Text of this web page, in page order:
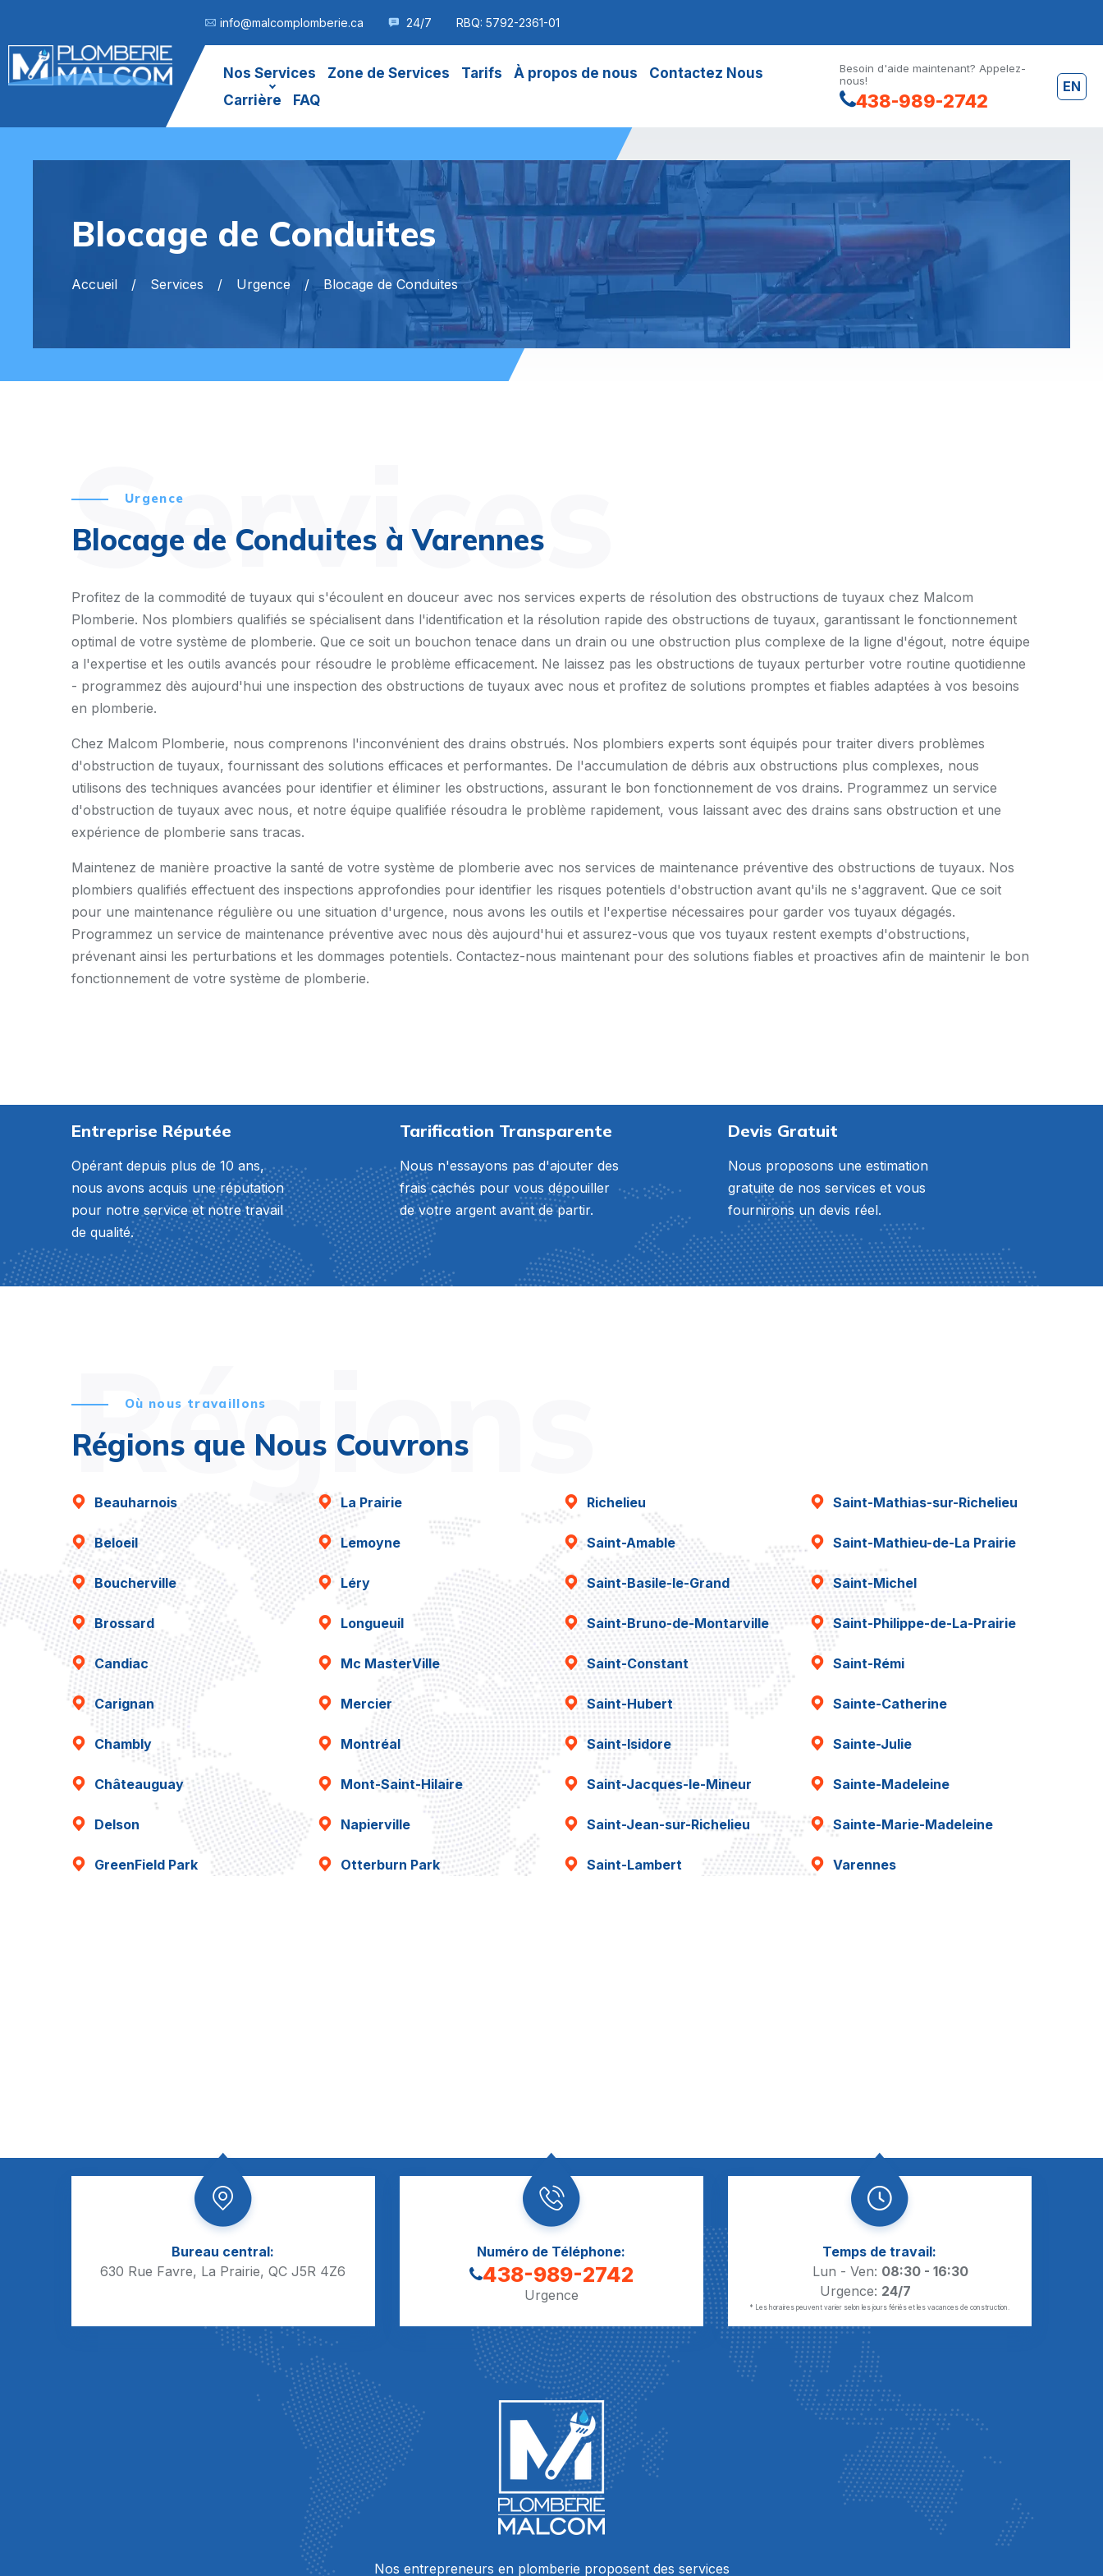
info@malcomplomberie.ca 24/7 RBQ: 5792-2361-01
Nos Services Zone de Services Tarifs À propos de nous
Contactez Nous
Carrière
FAQ
Besoin d'aide maintenant? Appelez-
nous!
438-989-2742
EN
Blocage de Conduites
Accueil Services Urgence Blocage de Conduites
Services
Urgence
Blocage de Conduites à Varennes
Profitez de la commodité de tuyaux qui s'écoulent en douceur avec nos services experts de résolution des obstructions de tuyaux chez Malcom
Plomberie. Nos plombiers qualifiés se spécialisent dans l'identification et la résolution rapide des obstructions de tuyaux, garantissant le fonctionnement
optimal de votre système de plomberie. Que ce soit un bouchon tenace dans un drain ou une obstruction plus complexe de la ligne d'égout, notre équipe
a l'expertise et les outils avancés pour résoudre le problème efficacement. Ne laissez pas les obstructions de tuyaux perturber votre routine quotidienne
- programmez dès aujourd'hui une inspection des obstructions de tuyaux avec nous et profitez de solutions promptes et fiables adaptées à vos besoins
en plomberie.
Chez Malcom Plomberie, nous comprenons l'inconvénient des drains obstrués. Nos plombiers experts sont équipés pour traiter divers problèmes
d'obstruction de tuyaux, fournissant des solutions efficaces et performantes. De l'accumulation de débris aux obstructions plus complexes, nous
utilisons des techniques avancées pour identifier et éliminer les obstructions, assurant le bon fonctionnement de vos drains. Programmez un service
d'obstruction de tuyaux avec nous, et notre équipe qualifiée résoudra le problème rapidement, vous laissant avec des drains sans obstruction et une
expérience de plomberie sans tracas.
Maintenez de manière proactive la santé de votre système de plomberie avec nos services de maintenance préventive des obstructions de tuyaux. Nos
plombiers qualifiés effectuent des inspections approfondies pour identifier les risques potentiels d'obstruction avant qu'ils ne s'aggravent. Que ce soit
pour une maintenance régulière ou une situation d'urgence, nous avons les outils et l'expertise nécessaires pour garder vos tuyaux dégagés.
Programmez un service de maintenance préventive avec nous dès aujourd'hui et assurez-vous que vos tuyaux restent exempts d'obstructions,
prévenant ainsi les perturbations et les dommages potentiels. Contactez-nous maintenant pour des solutions fiables et proactives afin de maintenir le bon
fonctionnement de votre système de plomberie.
Entreprise Réputée
Opérant depuis plus de 10 ans,
nous avons acquis une réputation
pour notre service et notre travail
de qualité.
Tarification Transparente
Nous n'essayons pas d'ajouter des
frais cachés pour vous dépouiller
de votre argent avant de partir.
Devis Gratuit
Nous proposons une estimation
gratuite de nos services et vous
fournirons un devis réel.
Régions
Où nous travaillons
Régions que Nous Couvrons
Beauharnois
Beloeil
Boucherville
Brossard
Candiac
Carignan
Chambly
Châteauguay
Delson
GreenField Park
La Prairie
Lemoyne
Léry
Longueuil
Mc MasterVille
Mercier
Montréal
Mont-Saint-Hilaire
Napierville
Otterburn Park
Richelieu
Saint-Amable
Saint-Basile-le-Grand
Saint-Bruno-de-Montarville
Saint-Constant
Saint-Hubert
Saint-Isidore
Saint-Jacques-le-Mineur
Saint-Jean-sur-Richelieu
Saint-Lambert
Saint-Mathias-sur-Richelieu
Saint-Mathieu-de-La Prairie
Saint-Michel
Saint-Philippe-de-La-Prairie
Saint-Rémi
Sainte-Catherine
Sainte-Julie
Sainte-Madeleine
Sainte-Marie-Madeleine
Varennes
Bureau central:
630 Rue Favre, La Prairie, QC J5R 4Z6
Numéro de Téléphone:
438-989-2742
Urgence
Temps de travail:
Lun - Ven: 08:30 - 16:30
Urgence: 24/7
* Les horaires peuvent varier selon les jours fériés et les vacances de construction.
Nos entrepreneurs en plomberie proposent des services